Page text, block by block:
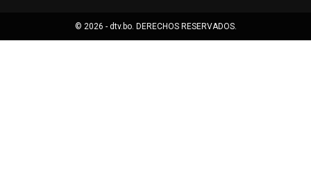
© 2026 - dtv.bo. DERECHOS RESERVADOS.